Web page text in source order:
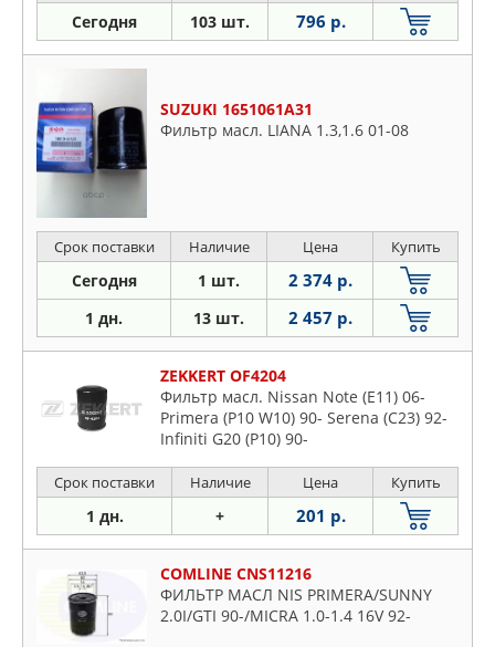
Сегодня 103 шт. 796 р.
SUZUKI 1651061A31
Фильтр масл. LIANA 1.3,1.6 01-08
Срок поставки Наличие Цена Купить
Сегодня 1 шт. 2 374 р.
1 дн. 13 шт. 2 457 р.
ZEKKERT OF4204
Фильтр масл. Nissan Note (E11) 06-
Primera (P10 W10) 90- Serena (C23) 92-
Infiniti G20 (P10) 90-
Срок поставки Наличие Цена Купить
1 дн. + 201 р.
COMLINE CNS11216
ФИЛЬТР МАСЛ NIS PRIMERA/SUNNY
2.0I/GTI 90-/MICRA 1.0-1.4 16V 92-